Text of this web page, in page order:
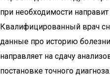
при необходимости
Квалифицированный врач
данные про историю
направляет на сдачу
постановке точного диагноза.